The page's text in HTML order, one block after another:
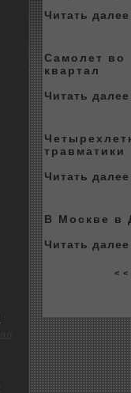
Читать
Самолет во
квартал
Читать
травматики
Читать
В Москве в
Читать
<